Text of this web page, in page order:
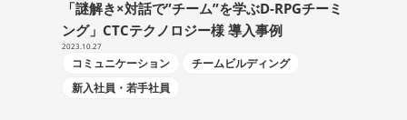
「謎解き×対話で”チーム”を学ぶD-RPGチーミ
ング」CTCテクノロジー様 導入事例
2023.10.27
コミュニケーション
チームビルディング
新入社員・若手社員